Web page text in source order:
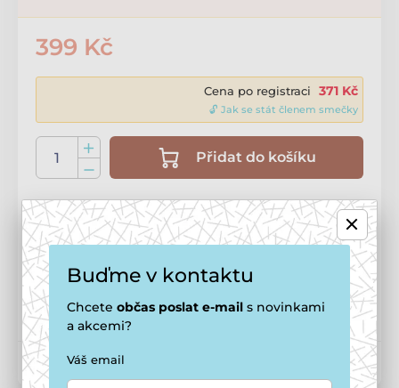
399 Kč
Cena po registraci 371 Kč
🔓 Jak se stát členem smečky
Přidat do košíku
Doprava zdarma od1 499 Kč
Možnosti doručení ›
Potřebujete poradit?
Zavolejte na+420 771 194 837
Kód produktu:
Buďme v kontaktu
Chcete občas poslat e-mail s novinkami
a akcemi?
Váš email